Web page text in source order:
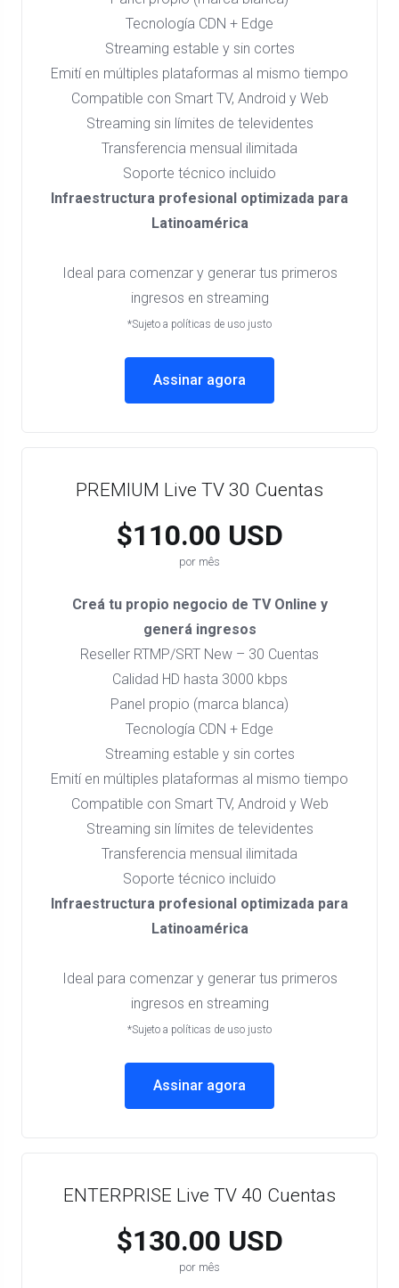
Tecnología CDN + Edge
Streaming estable y sin cortes
Emití en múltiples plataformas al mismo tiempo
Compatible con Smart TV, Android y Web
Streaming sin límites de televidentes
Transferencia mensual ilimitada
Soporte técnico incluido
Infraestructura profesional optimizada para
Latinoamérica
Ideal para comenzar y generar tus primeros
ingresos en streaming
*Sujeto a políticas de uso justo
Assinar agora
PREMIUM Live TV 30 Cuentas
$110.00 USD
por mês
Creá tu propio negocio de TV Online y
generá ingresos
Reseller RTMP/SRT New – 30 Cuentas
Calidad HD hasta 3000 kbps
Panel propio (marca blanca)
Tecnología CDN + Edge
Streaming estable y sin cortes
Emití en múltiples plataformas al mismo tiempo
Compatible con Smart TV, Android y Web
Streaming sin límites de televidentes
Transferencia mensual ilimitada
Soporte técnico incluido
Infraestructura profesional optimizada para
Latinoamérica
Ideal para comenzar y generar tus primeros
ingresos en streaming
*Sujeto a políticas de uso justo
Assinar agora
ENTERPRISE Live TV 40 Cuentas
$130.00 USD
por mês